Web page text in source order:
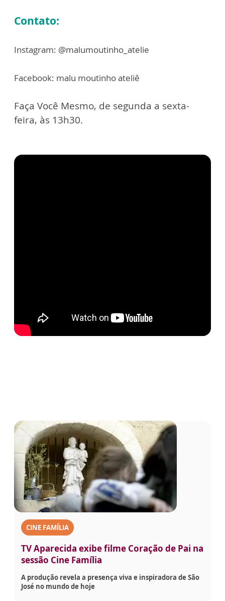
Contato:
Instagram: @malumoutinho_atelie
Facebook: malu moutinho ateliê
Faça Você Mesmo, de segunda a sexta-
feira, às 13h30.
CINE FAMÍLIA
TV Aparecida exibe filme Coração de Pai na
sessão Cine Família
A produção revela a presença viva e inspiradora de São
José no mundo de hoje